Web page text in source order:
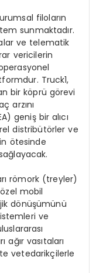
filoların
sunmaktadır.
ve telematik
vericilerin
Truck1,
bir köprü görevi
arzını
geniş bir alıcı
distribütörler ve
ötesinde
römork (treyler)
mobil
dönüşümünü
ve
vasıtaları
vetedarikçilerle